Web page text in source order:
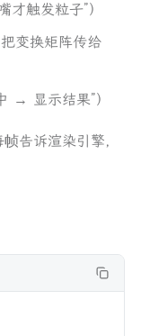
触发粒子”）
变换矩阵传给
→ 显示结果”）
告诉渲染引擎，